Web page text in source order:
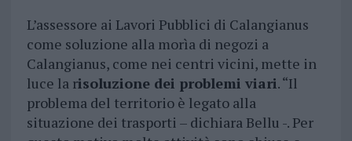
L’assessore ai Lavori Pubblici di Calangianus
come soluzione alla morìa di negozi a
Calangianus, come nei centri vicini, mette in
luce la risoluzione dei problemi viari. “Il
problema del territorio è legato alla
situazione dei trasporti – dichiara Bellu -. Per